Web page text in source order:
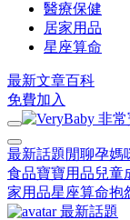
醫療保健
居家用品
星座算命
最新文章百科
免費加入
最新話題 閒聊孕媽
食品寶寶用品兒童
家用品星座算命抱
最新話題